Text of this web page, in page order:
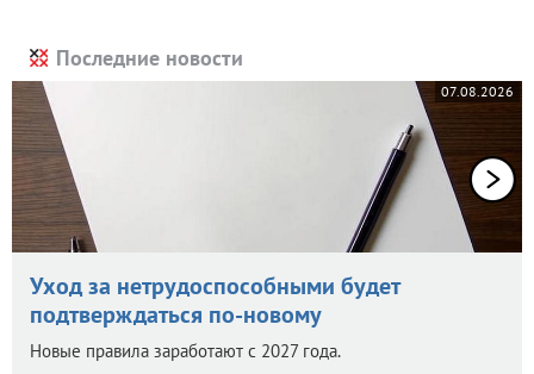
Последние новости
07.08.2026
Уход за нетрудоспособными будет
подтверждаться по-новому
Новые правила заработают с 2027 года.